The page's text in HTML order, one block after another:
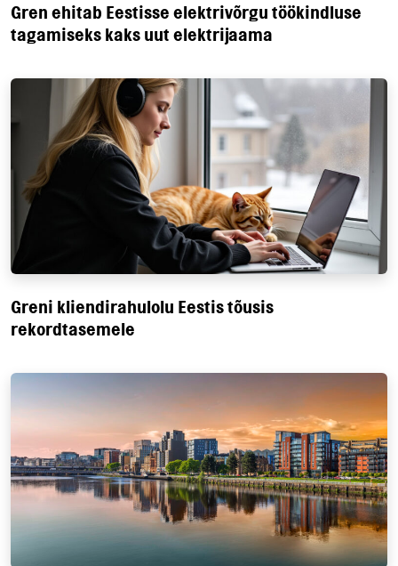
Gren ehitab Eestisse elektrivõrgu töökindluse
tagamiseks kaks uut elektrijaama
Greni kliendirahulolu Eestis tõusis
rekordtasemele